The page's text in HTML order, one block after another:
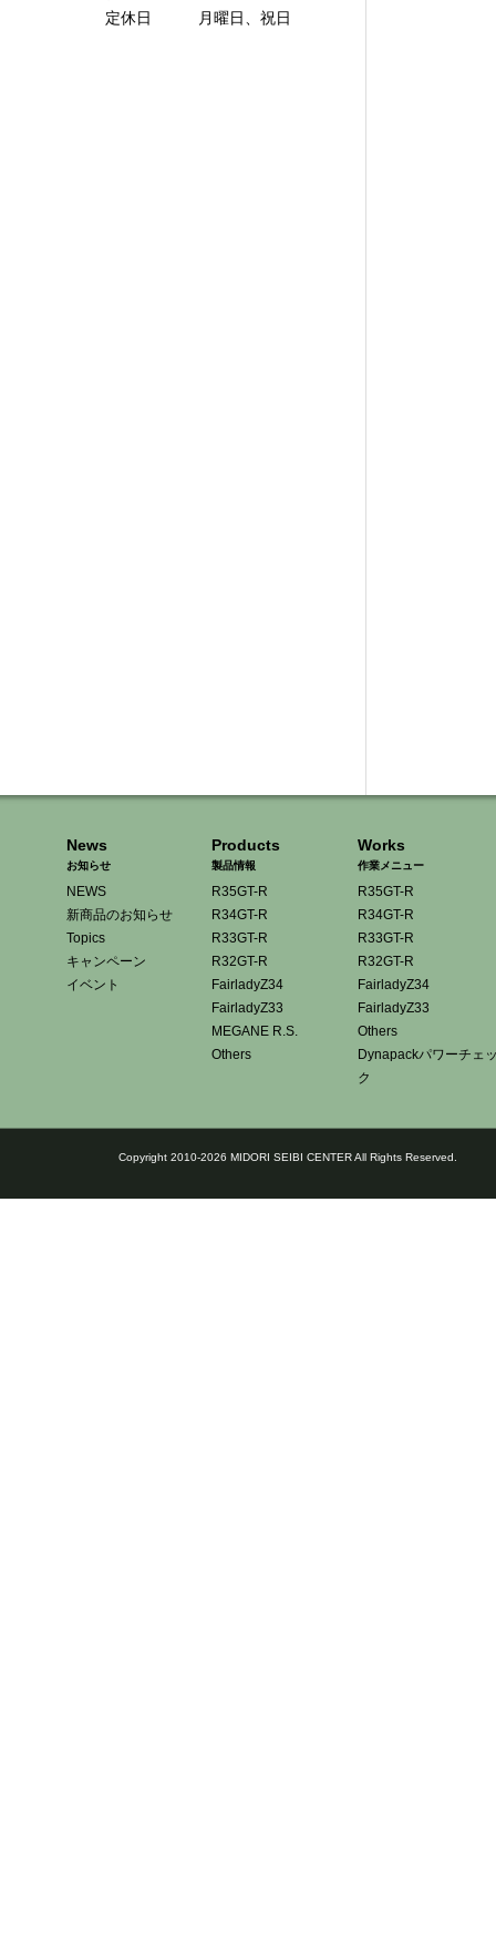
定休日 月曜日、祝日
News
お知らせ
NEWS
新商品のお知らせ
Topics
キャンペーン
イベント
Products
製品情報
R35GT-R
R34GT-R
R33GT-R
R32GT-R
FairladyZ34
FairladyZ33
MEGANE R.S.
Others
Works
作業メニュー
R35GT-R
R34GT-R
R33GT-R
R32GT-R
FairladyZ34
FairladyZ33
Others
Dynapackパワーチェ
ク
Copyright 2010-2026 MIDORI SEIBI CENTER All Rights Reserved.